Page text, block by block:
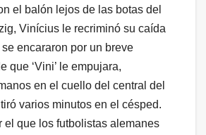
el balón lejos de las botas del
Vinícius le recriminó su caída
encararon por un breve
que ‘Vini’ le empujara,
en el cuello del central del
varios minutos en el césped.
el que los futbolistas alemanes